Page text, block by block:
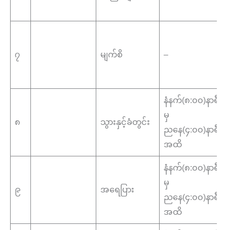
၇ မျက်စိ –
၈ သွားနှင့်ခံတွင်း
နံနက်(၈:၀၀)နာရီ
မှ
ညနေ(၄:၀၀)နာရီ
အထိ
၉ အရေပြား
နံနက်(၈:၀၀)နာရီ
မှ
ညနေ(၄:၀၀)နာရီ
အထိ